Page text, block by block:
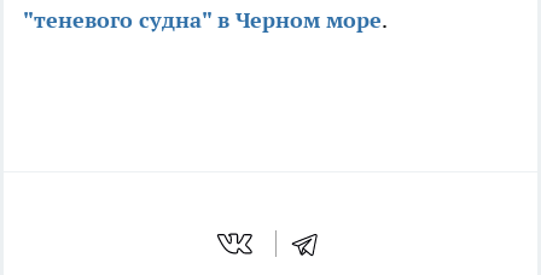
"теневого судна" в Черном море.